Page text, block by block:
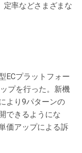
定率などさまざまな
ECプラットフォー
プを行った。新機
より9パターンの
できるようにな
価アップによる訴